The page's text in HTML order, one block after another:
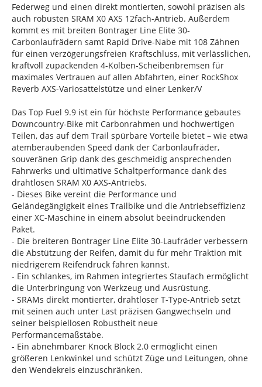
Federweg und einen direkt montierten, sowohl präzisen als
auch robusten SRAM X0 AXS 12fach-Antrieb. Außerdem
kommt es mit breiten Bontrager Line Elite 30-
Carbonlaufrädern samt Rapid Drive-Nabe mit 108 Zähnen
für einen verzögerungsfreien Kraftschluss, mit verlässlichen,
kraftvoll zupackenden 4-Kolben-Scheibenbremsen für
maximales Vertrauen auf allen Abfahrten, einer RockShox
Reverb AXS-Variosattelstütze und einer Lenker/V
Das Top Fuel 9.9 ist ein für höchste Performance gebautes
Downcountry-Bike mit Carbonrahmen und hochwertigen
Teilen, das auf dem Trail spürbare Vorteile bietet – wie etwa
atemberaubenden Speed dank der Carbonlaufräder,
souveränen Grip dank des geschmeidig ansprechenden
Fahrwerks und ultimative Schaltperformance dank des
drahtlosen SRAM X0 AXS-Antriebs.
- Dieses Bike vereint die Performance und
Geländegängigkeit eines Trailbike und die Antriebseffizienz
einer XC-Maschine in einem absolut beeindruckenden
Paket.
- Die breiteren Bontrager Line Elite 30-Laufräder verbessern
die Abstützung der Reifen, damit du für mehr Traktion mit
niedrigerem Reifendruck fahren kannst.
- Ein schlankes, im Rahmen integriertes Staufach ermöglicht
die Unterbringung von Werkzeug und Ausrüstung.
- SRAMs direkt montierter, drahtloser T-Type-Antrieb setzt
mit seinen auch unter Last präzisen Gangwechseln und
seiner beispiellosen Robustheit neue
Performancemaßstäbe.
- Ein abnehmbarer Knock Block 2.0 ermöglicht einen
größeren Lenkwinkel und schützt Züge und Leitungen, ohne
den Wendekreis einzuschränken.